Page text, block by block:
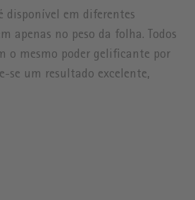
disponível em diferentes
apenas no peso da folha. Todos
o mesmo poder gelificante por
se um resultado excelente,